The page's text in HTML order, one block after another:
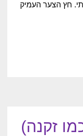
חץ הצער העמיק
זקנה)